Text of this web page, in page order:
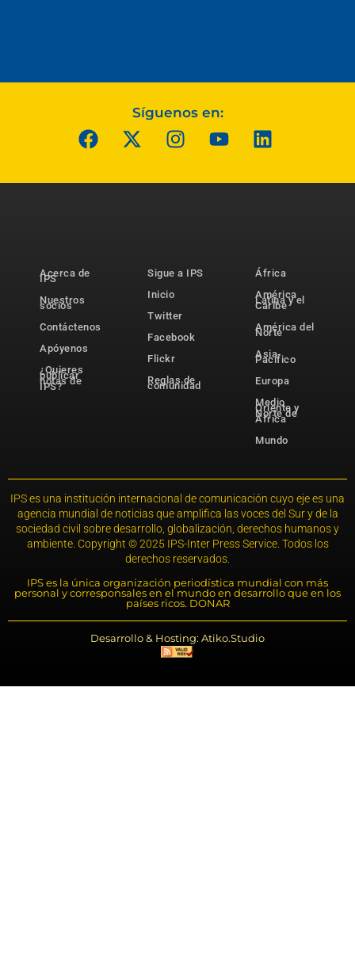
Síguenos en:
Acerca de
IPS
Nuestros
socios
Contáctenos
Apóyenos
¿Quieres
publicar
notas de
IPS?
Sigue a IPS
Inicio
Twitter
Facebook
Flickr
Reglas de
comunidad
África
América
Latina y el
Caribe
América del
Norte
Asia-
Pacífico
Europa
Medio
Oriente y
Norte de
África
Mundo
IPS es una institución internacional de comunicación cuyo eje es una
agencia mundial de noticias que amplifica las voces del Sur y de la
sociedad civil sobre desarrollo, globalización, derechos humanos y
ambiente. Copyright © 2025 IPS-Inter Press Service. Todos los
derechos reservados.
IPS es la única organización periodística mundial con más
personal y corresponsales en el mundo en desarrollo que en los
países ricos. DONAR
Desarrollo & Hosting: Atiko.Studio